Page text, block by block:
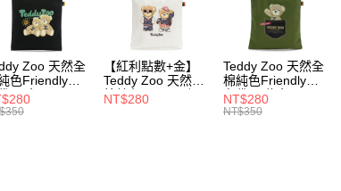
Zoo 天然全
色Friendly帆
-黑色
【紅利點數+金】
Teddy Zoo 天然全
棉純色Friendly帆
布袋-白色
NT$280
Teddy Zoo 天然全
棉純色Friendly帆
布袋-軍綠色
(TZB107)
NT$280
NT$350